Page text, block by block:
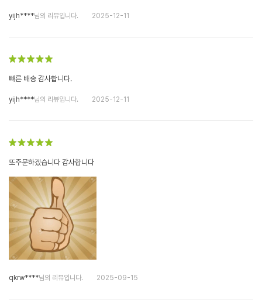
yijh****님의 리뷰입니다. 2025-12-11
빠른 배송 감사합니다.
yijh****님의 리뷰입니다. 2025-12-11
또주문하겠습니다 감사합니다
qkrw****님의 리뷰입니다. 2025-09-15